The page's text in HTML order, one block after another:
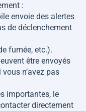
:
envoie des alertes
de déclenchement
fumée, etc.).
être envoyés
n’avez pas
importantes, le
directement